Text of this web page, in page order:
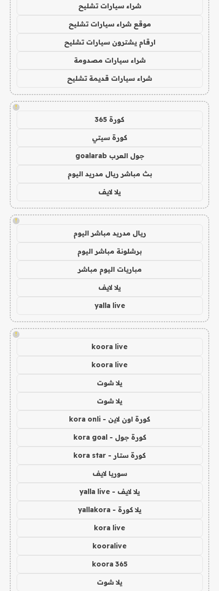
شراء سيارات تشليح
موقع شراء سيارات تشليح
ارقام يشترون سيارات تشليح
شراء سيارات مصدومة
شراء سيارات قديمة تشليح
!
كورة 365
كورة سيتي
جول العرب goalarab
بث مباشر ريال مدريد اليوم
يلا لايف
!
ريال مدريد مباشر اليوم
برشلونة مباشر اليوم
مباريات اليوم مباشر
يلا لايف
yalla live
!
koora live
koora live
يلا شوت
يلا شوت
كورة اون لاين - kora onli
كورة جول - kora goal
كورة ستار - kora star
سوريا لايف
يلا لايف - yalla live
يلا كورة - yallakora
kora live
kooralive
koora 365
يلا شوت